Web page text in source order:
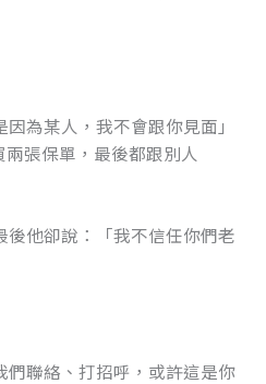
為某人，我不會跟你見面」
張保單，最後都跟別人
他卻說：「我不信任你們老
們聯絡、打招呼，或許這是你